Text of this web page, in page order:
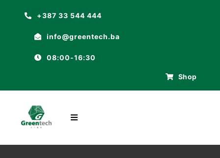
+387 33 544 444
info@greentech.ba
08:00-16:30
Shop
Toggle
POČETNA